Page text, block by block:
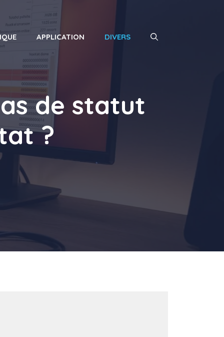
APPLICATION DIVERS
de statut
?